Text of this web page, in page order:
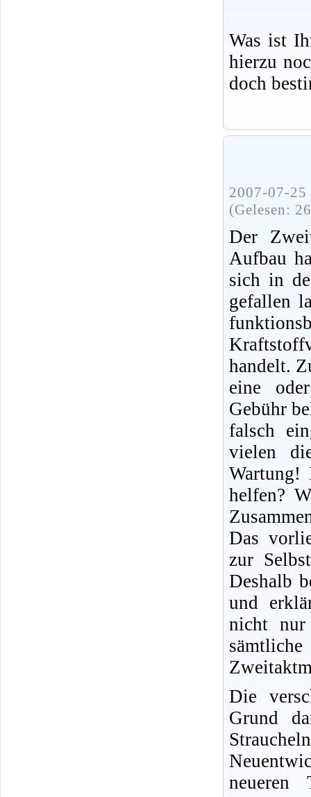
Was ist
hierzu
doch
2007-07-
(Gelesen:
Der
Aufbau
sich in
gefallen
handelt.
eine
Gebühr
falsch
vielen
Wartung!
helfen?
Das
zur
Deshalb
und
nicht
Die
Grund
neueren